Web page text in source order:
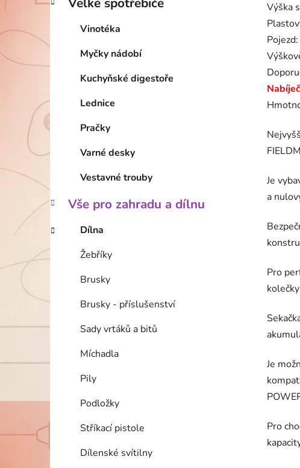
Vinotéka
Myčky nádobí
Kuchyňské digestoře
Lednice
Pračky
Varné desky
Vestavné trouby
Vše pro zahradu a dílnu
Dílna
Žebříky
Brusky
Brusky - příslušenství
Sady vrtáků a bitů
Míchadla
Pily
Podložky
Stříkací pistole
Dílenské svítilny
Výška
Je
a
Pro
Je
Pro